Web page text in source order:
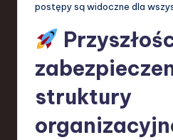
postępy są widoczne dla
struktury